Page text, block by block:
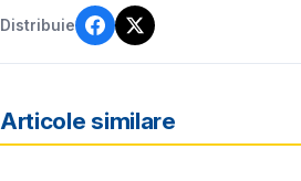
Distribuie
Articole similare